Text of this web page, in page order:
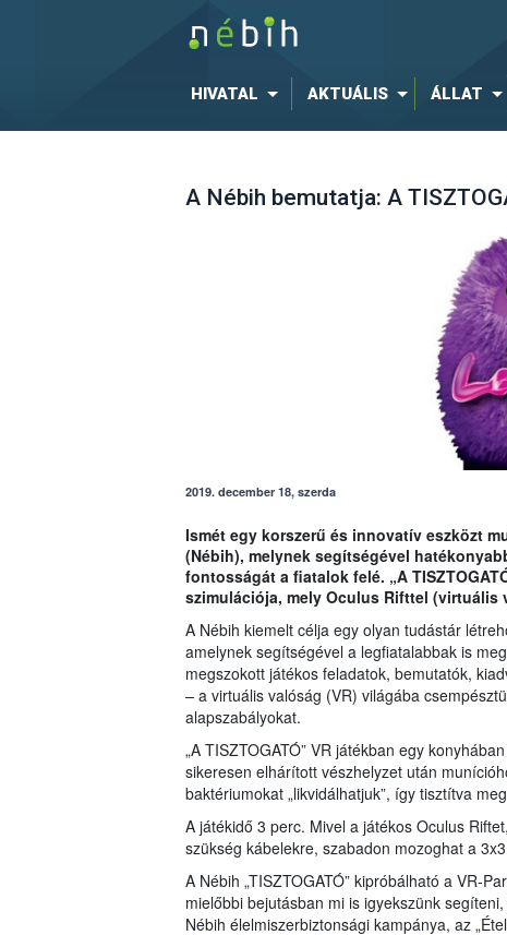
HIVATAL AKTUÁLIS ÁLLAT
A Nébih bemutatja: A
2019. december 18, szerda
Ismét egy korszerű és innovatív eszközt
(Nébih), melynek segítségével
fontosságát a fiatalok felé. „A
szimulációja, mely Oculus Rifttel (virtuális
A Nébih kiemelt célja egy olyan tudástár
amelynek segítségével a legfiatalabbak is
megszokott játékos feladatok, bemutatók,
– a virtuális valóság (VR) világába
alapszabályokat.
„A TISZTOGATÓ” VR játékban egy
sikeresen elhárított vészhelyzet után
baktériumokat „likvidálhatjuk”, így tisztítva
A játékidő 3 perc. Mivel a játékos Oculus
szükség kábelekre, szabadon mozoghat a
A Nébih „TISZTOGATÓ” kipróbálható a VR-
mielőbbi bejutásban mi is igyekszünk
Nébih élelmiszerbiztonsági kampánya, az